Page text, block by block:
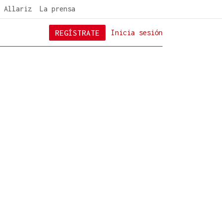
Allariz La prensa
Inicia sesión
REGÍSTRATE